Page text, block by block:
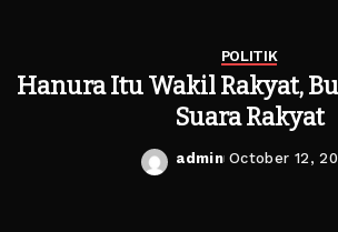
POLITIK
Hanura Itu Wakil Rakyat,
Suara Rakyat
Posted
admin October 12,